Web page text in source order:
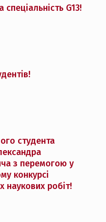
спеціальність G13!
студента
з перемогою у
конкурсі
наукових робіт!